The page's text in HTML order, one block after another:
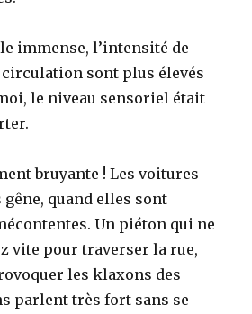
immense, l’intensité de
sont plus élevés
le niveau sensoriel était
bruyante ! Les voitures
quand elles sont
Un piéton qui ne
vite pour traverser la rue,
les klaxons des
parlent très fort sans se